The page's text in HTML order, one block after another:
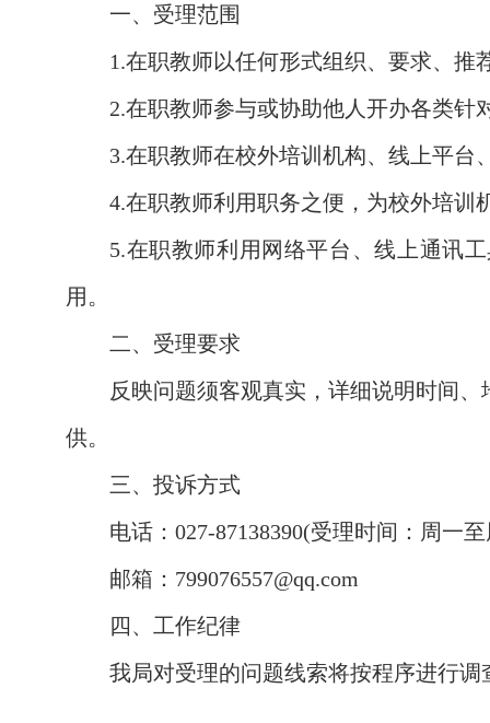
一、 受理范围
1.在职教师以任何形式组织、要求、推
2.在职教师参与或协助他人开办各类针
3.在职教师在校外培训机构、线上平
4.在职教师利用职务之便，为校外培训
5.在职教师利用网络平台、线上通讯
用。
二、受理要求
反映问题须客观真实，详细说明时间
供。
三、投诉方式
电话： 027-87138390(受理时间 ：周一
邮箱： 799076557@qq.com
四、工作纪律
我局对受理的问题线索将按程序进行